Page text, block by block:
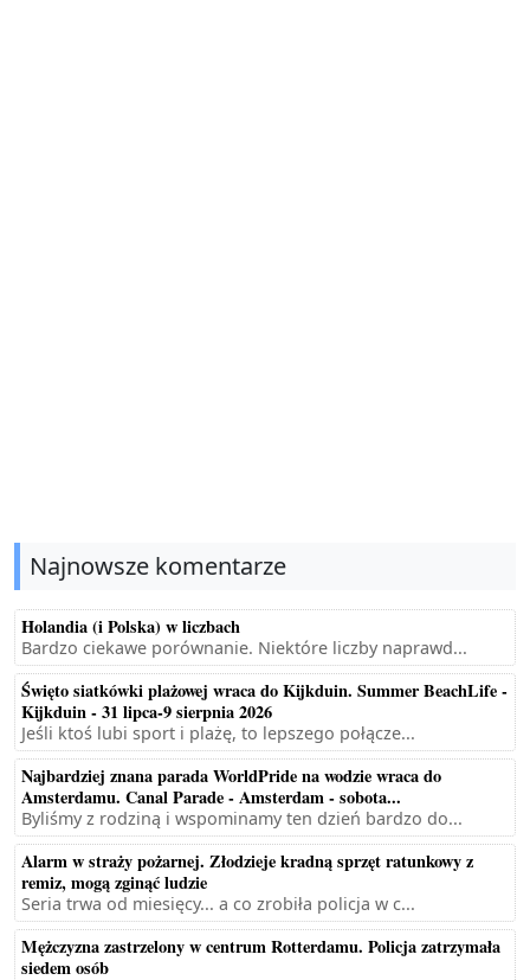
Najnowsze komentarze
Holandia (i Polska) w liczbach
Bardzo ciekawe porównanie. Niektóre liczby naprawd...
Święto siatkówki plażowej wraca do Kijkduin. Summer BeachLife -
Kijkduin - 31 lipca-9 sierpnia 2026
Jeśli ktoś lubi sport i plażę, to lepszego połącze...
Najbardziej znana parada WorldPride na wodzie wraca do
Amsterdamu. Canal Parade - Amsterdam - sobota...
Byliśmy z rodziną i wspominamy ten dzień bardzo do...
Alarm w straży pożarnej. Złodzieje kradną sprzęt ratunkowy z
remiz, mogą zginąć ludzie
Seria trwa od miesięcy... a co zrobiła policja w c...
Mężczyzna zastrzelony w centrum Rotterdamu. Policja zatrzymała
siedem osób